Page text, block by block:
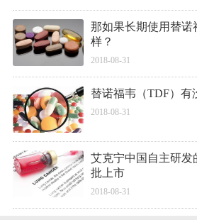
那如果长期使用替诺
样？
2018-08-31
替诺福韦（TDF）有
2018-08-31
艾克宁中国自主研发
批上市
2018-08-31